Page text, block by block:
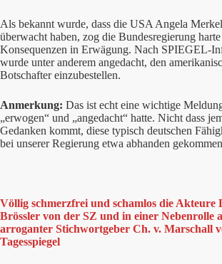
Als bekannt wurde, dass die USA Angela
überwacht haben, zog die Bundesregierung harte
Konsequenzen in Erwägung. Nach SPIEGEL-
wurde unter anderem angedacht, den
Botschafter einzubestellen.
Anmerkung: Das ist echt eine wichtige
„erwogen“ und „angedacht“ hatte. Nicht dass
Gedanken kommt, diese typisch deutschen
bei unserer Regierung etwa abhanden
Völlig schmerzfrei und schamlos die Akteure
Brössler von der SZ und in einer Nebenrolle
arroganter Stichwortgeber Ch. v. Marschall
Tagesspiegel